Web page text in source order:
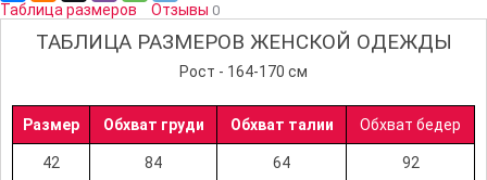
Таблица размеров Отзывы 0
ТАБЛИЦА РАЗМЕРОВ ЖЕНСКОЙ ОДЕЖДЫ
Рост - 164-170 см
Размер Обхват груди Обхват талии Обхват бедер
42 84 64 92